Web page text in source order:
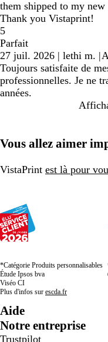
them shipped to my
Thank you Vistaprint!
5
Parfait
27 juil. 2026 | lethi m. |
Toujours satisfaite de
professionnelles. Je ne
années.
Vous allez aimer
VistaPrint est là pour
*Catégorie Produits personnalisables
Étude Ipsos bva
Viséo CI
Plus d'infos sur escda.fr
Aide
Notre entreprise
Trustpilot